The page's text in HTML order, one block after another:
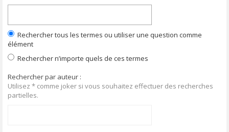
Rechercher tous les termes ou utiliser une question comme
élément
Rechercher n’importe quels de ces termes
Rechercher par auteur :
Utilisez * comme joker si vous souhaitez effectuer des recherches
partielles.